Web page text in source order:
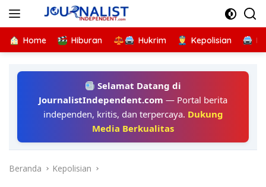
Home Hiburan Hukrim Kepolisian
Selamat Datang di
JournalistIndependent.com — Portal berita
independen, kritis, dan terpercaya. Dukung
Media Berkualitas
Beranda Kepolisian